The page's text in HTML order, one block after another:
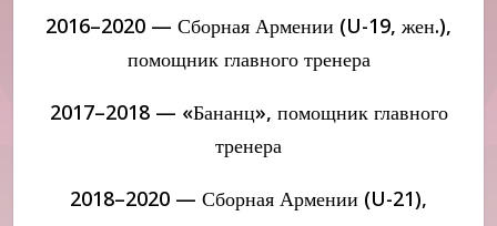
2016–2020 — Сборная Армении (U-19, жен.),
помощник главного тренера
2017–2018 — «Бананц», помощник главного
тренера
2018–2020 — Сборная Армении (U-21),